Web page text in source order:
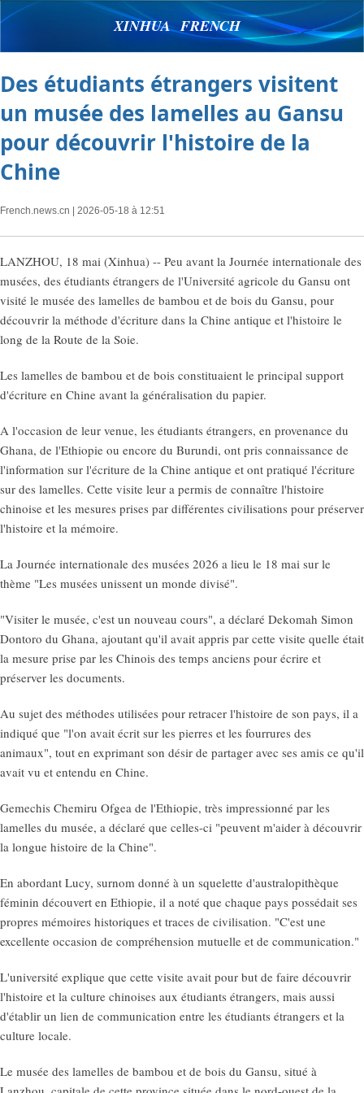
XINHUA FRENCH
Des étudiants étrangers visitent
un musée des lamelles au Gansu
pour découvrir l'histoire de la
Chine
French.news.cn | 2026-05-18 à 12:51
LANZHOU, 18 mai (Xinhua) -- Peu avant la Journée internationale des
musées, des étudiants étrangers de l'Université agricole du Gansu ont
visité le musée des lamelles de bambou et de bois du Gansu, pour
découvrir la méthode d'écriture dans la Chine antique et l'histoire le
long de la Route de la Soie.
Les lamelles de bambou et de bois constituaient le principal support
d'écriture en Chine avant la généralisation du papier.
A l'occasion de leur venue, les étudiants étrangers, en provenance du
Ghana, de l'Ethiopie ou encore du Burundi, ont pris connaissance de
l'information sur l'écriture de la Chine antique et ont pratiqué l'écriture
sur des lamelles. Cette visite leur a permis de connaître l'histoire
chinoise et les mesures prises par différentes civilisations pour préserver
l'histoire et la mémoire.
La Journée internationale des musées 2026 a lieu le 18 mai sur le
thème "Les musées unissent un monde divisé".
"Visiter le musée, c'est un nouveau cours", a déclaré Dekomah Simon
Dontoro du Ghana, ajoutant qu'il avait appris par cette visite quelle était
la mesure prise par les Chinois des temps anciens pour écrire et
préserver les documents.
Au sujet des méthodes utilisées pour retracer l'histoire de son pays, il a
indiqué que "l'on avait écrit sur les pierres et les fourrures des
animaux", tout en exprimant son désir de partager avec ses amis ce qu'il
avait vu et entendu en Chine.
Gemechis Chemiru Ofgea de l'Ethiopie, très impressionné par les
lamelles du musée, a déclaré que celles-ci "peuvent m'aider à découvrir
la longue histoire de la Chine".
En abordant Lucy, surnom donné à un squelette d'australopithèque
féminin découvert en Ethiopie, il a noté que chaque pays possédait ses
propres mémoires historiques et traces de civilisation. "C'est une
excellente occasion de compréhension mutuelle et de communication."
L'université explique que cette visite avait pour but de faire découvrir
l'histoire et la culture chinoises aux étudiants étrangers, mais aussi
d'établir un lien de communication entre les étudiants étrangers et la
culture locale.
Le musée des lamelles de bambou et de bois du Gansu, situé à